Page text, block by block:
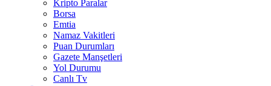
Kripto Paralar
Borsa
Emtia
Namaz Vakitleri
Puan Durumları
Gazete Manşetleri
Yol Durumu
Canlı Tv